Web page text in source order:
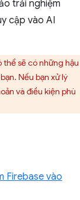
trải nghiệm
cập vào AI
thể sẽ có những hậu
Nếu bạn xử lý
và điều kiện phù
Firebase vào